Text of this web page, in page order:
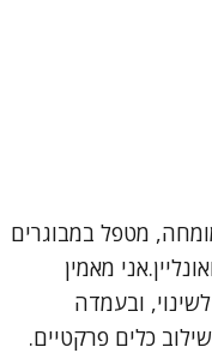
מומחה, מטפל במבוגרים
מאמין
ובעמדה
כלים פרקטיים.